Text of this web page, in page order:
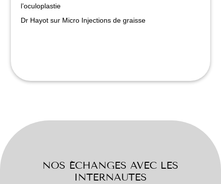
l’oculoplastie
Dr Hayot sur Micro Injections de graisse
NOS ÉCHANGES AVEC LES
INTERNAUTES